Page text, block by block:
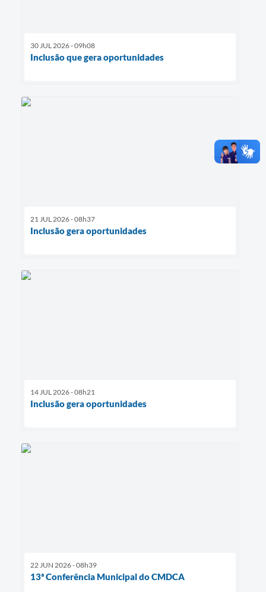
30 JUL 2026 - 09h08
Inclusão que gera oportunidades
21 JUL 2026 - 08h37
Inclusão gera oportunidades
14 JUL 2026 - 08h21
Inclusão gera oportunidades
22 JUN 2026 - 08h39
13ª Conferência Municipal do CMDCA